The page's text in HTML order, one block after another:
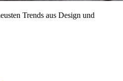
Trends aus Design und